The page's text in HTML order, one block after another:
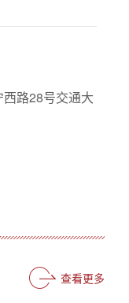
路28号交通大
查看更多